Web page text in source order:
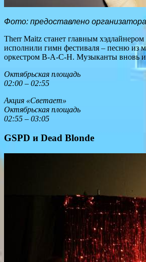
Фото: предоставлено
Therr Maitz станет главным
исполнили гимн фестиваля – песню из
оркестром B-A-C-H. Музыканты вновь
Октябрьская площадь
02:00 – 02:55
Акция «Светает»
Октябрьская площадь
02:55 – 03:05
GSPD и Dead Blonde